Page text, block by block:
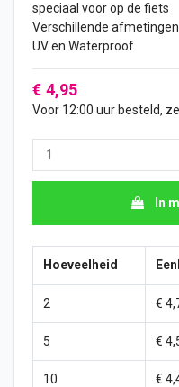
speciaal voor op de fiets
Verschillende afmetingen
UV en Waterproof
€ 4,95
Voor 12:00 uur besteld,
In
Hoeveelheid
2 €
5 €
10 €